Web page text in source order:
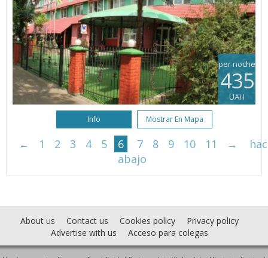
per noche
435
UAH
Info Mostrar En Mapa
← 1 2 3 4 5 6 7 8 9 10 11 →
abajo
About us Contact us Cookies policy
Privacy policy
Advertise with us
Acceso para colegas